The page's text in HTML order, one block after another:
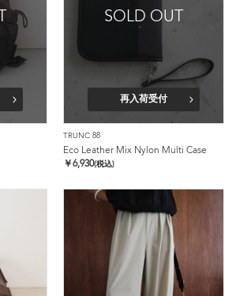
SOLD OUT
再入荷受付
TRUNC 88
Eco Leather Mix Nylon Multi Case
￥6,930(税込)